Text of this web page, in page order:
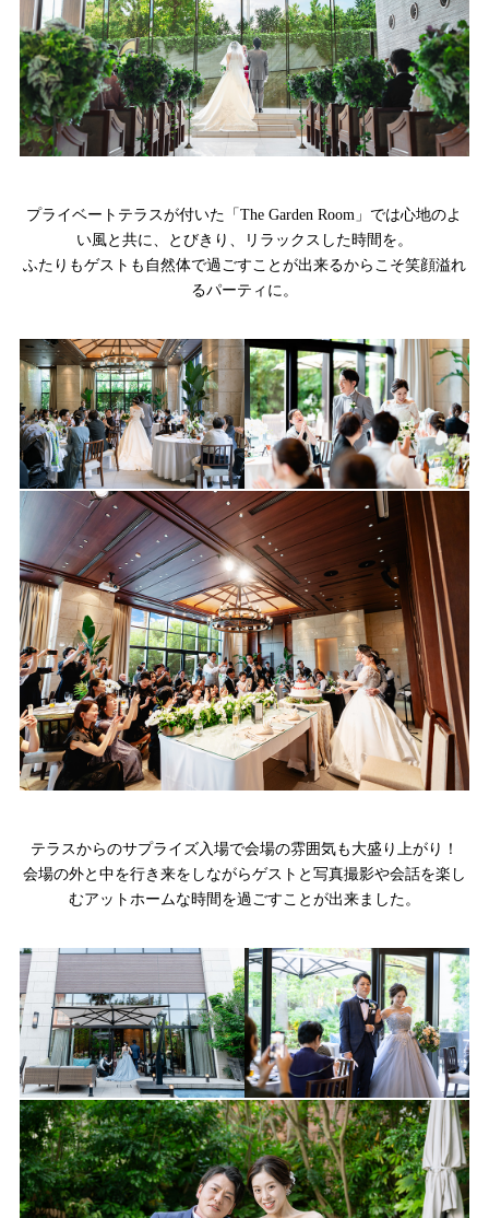
プライベートテラスが付いた「The Garden Room」では心地のよ
い風と共に、とびきり、リラックスした時間を。
ふたりもゲストも自然体で過ごすことが出来るからこそ笑顔溢れ
るパーティに。
テラスからのサプライズ入場で会場の雰囲気も大盛り上がり！
会場の外と中を行き来をしながらゲストと写真撮影や会話を楽し
むアットホームな時間を過ごすことが出来ました。